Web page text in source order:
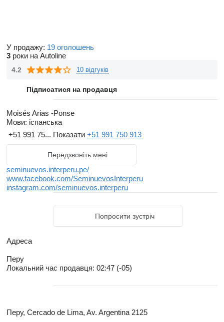
У продажу: 19 оголошень
3 роки на Autoline
4.2 10 відгуків
Підписатися на продавця
Moisés Arias -Ponse
Мови: іспанська
+51 991 75... Показати +51 991 750 913
Передзвоніть мені
seminuevos.interperu.pe/
www.facebook.com/SeminuevosInterperu
instagram.com/seminuevos.interperu
Попросити зустріч
Адреса
Перу
Локальний час продавця: 02:47 (-05)
Перу, Cercado de Lima, Av. Argentina 2125